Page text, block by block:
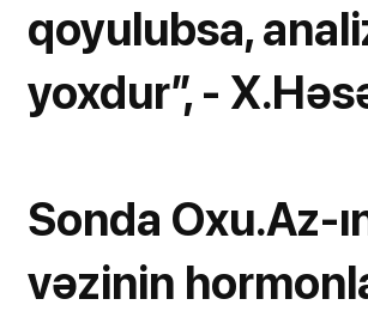
qoyulubsa,
yoxdur”, -
Sonda Oxu.Az-
vəzinin